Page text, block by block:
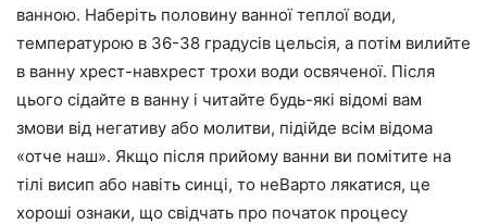
ванною. Наберіть половину ванної теплої води,
температурою в 36-38 градусів цельсія, а потім вилийте
в ванну хрест-навхрест трохи води освяченої. Після
цього сідайте в ванну і читайте будь-які відомі вам
змови від негативу або молитви, підійде всім відома
«отче наш». Якщо після прийому ванни ви помітите на
тілі висип або навіть синці, то неВарто лякатися, це
хороші ознаки, що свідчать про початок процесу